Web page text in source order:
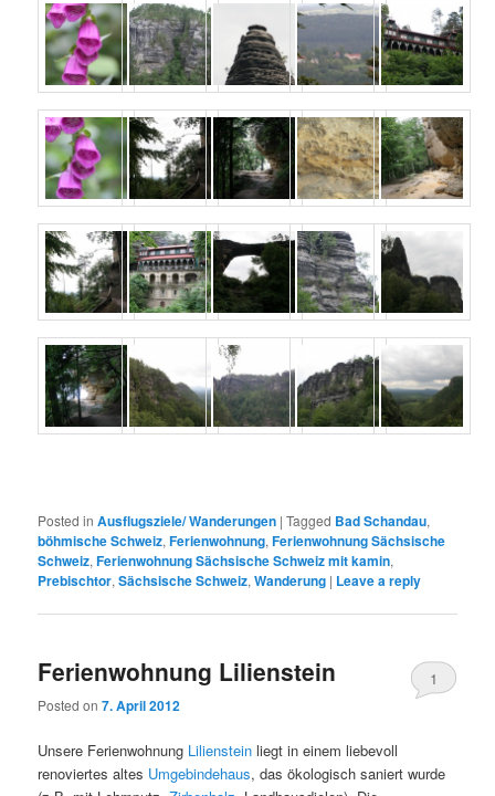
Posted in Ausflugsziele/ Wanderungen |Tagged Bad Schandau,
böhmische Schweiz,Ferienwohnung,Ferienwohnung Sächsische
Schweiz,Ferienwohnung Sächsische Schweiz mit kamin,
Prebischtor,Sächsische Schweiz,Wanderung | Leave a reply
Ferienwohnung Lilienstein
Posted on7. April 2012
1
Unsere Ferienwohnung Lilienstein liegt in einem liebevoll
renoviertes altes Umgebindehaus, das ökologisch saniert wurde